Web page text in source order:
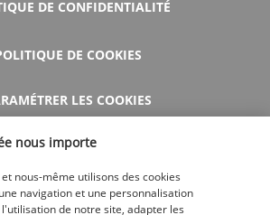
DE CONFIDENTIALITÉ
DE COOKIES
LES COOKIES
AIDE ET CONTACT
nous importe
nous-même utilisons des cookies
navigation et une personnalisation
de notre site, adapter les